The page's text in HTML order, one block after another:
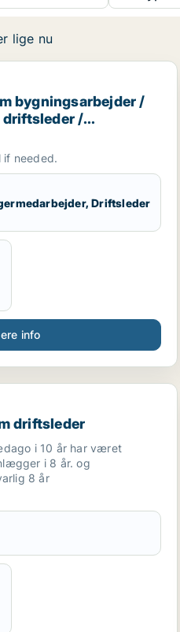
lige nu
bygningsarbejder /
bygningsarbejder /
driftsleder /
if needed.
Driftsleder
info
driftsleder
i 10 år har været
i 8 år. og
8 år